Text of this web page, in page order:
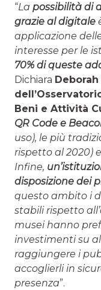
“La possibilità di
grazie al digitale
applicazione
interesse per le
70% di queste
Dichiara
Beni e Attività
QR Code e
uso), le più
rispetto al 2020)
Infine,
disposizione dei
questo ambito i
stabili rispetto
musei hanno
investimenti su
raggiungere i
accoglierli in
presenza”.